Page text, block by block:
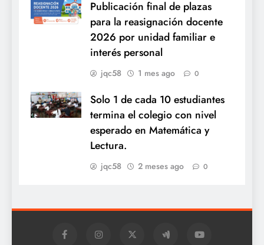
Publicación final de plazas
para la reasignación docente
2026 por unidad familiar e
interés personal
jqc58 1 mes ago 0
Solo 1 de cada 10 estudiantes
termina el colegio con nivel
esperado en Matemática y
Lectura.
jqc58 2 meses ago 0